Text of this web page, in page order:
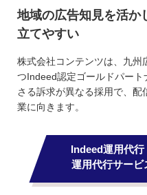
地域の広告知見を活か
立てやすい
株式会社コンテンツは、九州
つIndeed認定ゴールドパート
さる訴求が異なる採用で、配
業に向きます。
Indeed運用代
運用代行サービ